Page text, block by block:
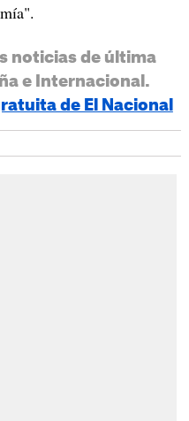
noticias de última
e Internacional.
de El Nacional